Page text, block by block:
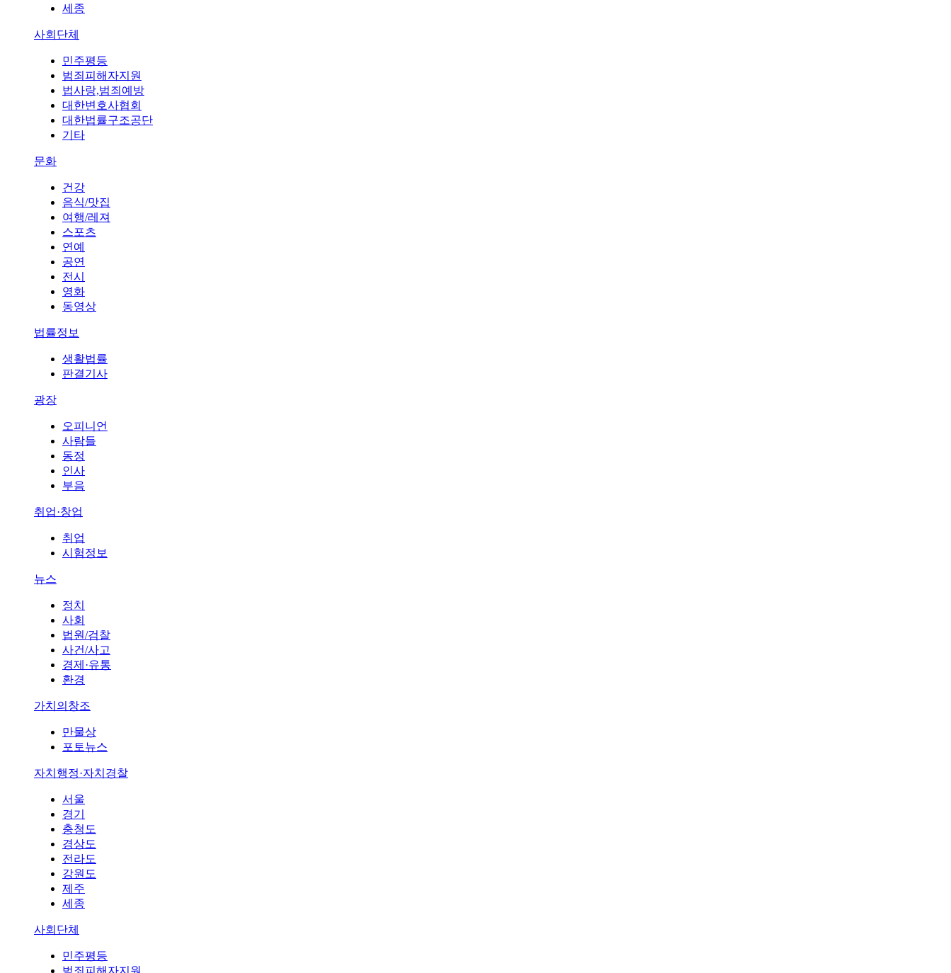
세종
사회단체
민주평등
범죄피해자지원
법사랑,범죄예방
대한변호사협회
대한법률구조공단
기타
문화
건강
음식/맛집
여행/레져
스포츠
연예
공연
전시
영화
동영상
법률정보
생활법률
판결기사
광장
오피니언
사람들
동정
인사
부음
취업·창업
취업
시험정보
뉴스
정치
사회
법원/검찰
사건/사고
경제·유통
환경
가치의창조
만물상
포토뉴스
자치행정·자치경찰
서울
경기
충청도
경상도
전라도
강원도
제주
세종
사회단체
민주평등
범죄피해자지원